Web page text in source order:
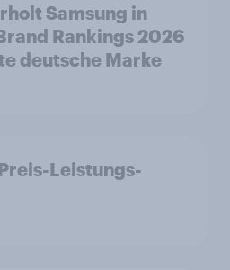
Samsung in
Rankings 2026
deutsche Marke
Leistungs-